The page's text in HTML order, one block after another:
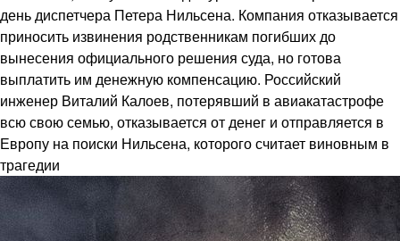
день диспетчера Петера Нильсена. Компания отказывается
приносить извинения родственникам погибших до
вынесения официального решения суда, но готова
выплатить им денежную компенсацию. Российский
инженер Виталий Калоев, потерявший в авиакатастрофе
всю свою семью, отказывается от денег и отправляется в
Европу на поиски Нильсена, которого считает виновным в
трагедии